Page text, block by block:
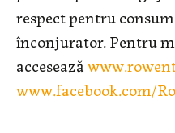
respect pentru
înconjurator. Pentru
accesează
www.facebook.com/